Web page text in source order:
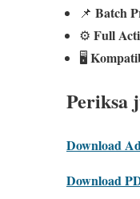
📌 Batch
⚙️ Full
🖥️
Periksa
Download
Download